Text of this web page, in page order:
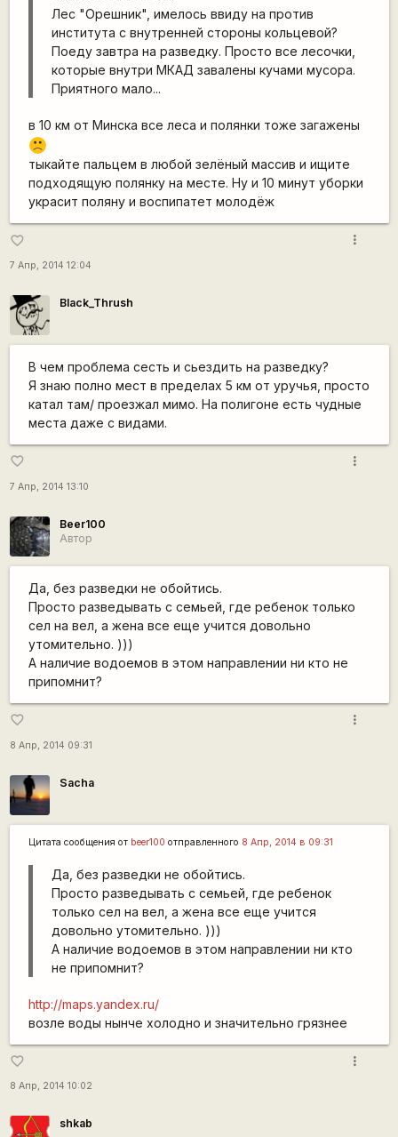
Лес "Орешник", имелось ввиду на против
института с внутренней стороны кольцевой?
Поеду завтра на разведку. Просто все лесочки,
которые внутри МКАД завалены кучами мусора.
Приятного мало...
в 10 км от Минска все леса и полянки тоже загажены
:(
тыкайте пальцем в любой зелёный массив и ищите
подходящую полянку на месте. Ну и 10 минут уборки
украсит поляну и воспипатет молодёж
favorite_border
7 Апр, 2014 12:04
more_vert
Black_Thrush
В чем проблема сесть и сьездить на разведку?
Я знаю полно мест в пределах 5 км от уручья, просто
катал там/ проезжал мимо. На полигоне есть чудные
места даже с видами.
favorite_border
7 Апр, 2014 13:10
more_vert
Beer100
Автор
Да, без разведки не обойтись.
Просто разведывать с семьей, где ребенок только
сел на вел, а жена все еще учится довольно
утомительно. )))
А наличие водоемов в этом направлении ни кто не
припомнит?
favorite_border
8 Апр, 2014 09:31
more_vert
Sacha
Цитата сообщения от beer100 отправленного 8 Апр, 2014 в 09:31
Да, без разведки не обойтись.
Просто разведывать с семьей, где ребенок
только сел на вел, а жена все еще учится
довольно утомительно. )))
А наличие водоемов в этом направлении ни кто
не припомнит?
http://maps.yandex.ru/
возле воды нынче холодно и значительно грязнее
favorite_border
8 Апр, 2014 10:02
more_vert
shkab